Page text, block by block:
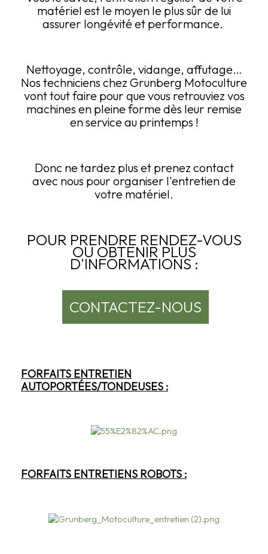
matériel est le moyen le plus sûr de lui
assurer longévité et performance.
Nettoyage, contrôle, vidange, affutage…
Nos techniciens chez Grunberg Motoculture
vont tout faire pour que vous retrouviez vos
machines en pleine forme dès leur remise
en service au printemps !
Donc ne tardez plus et prenez contact
avec nous pour organiser l'entretien de
votre matériel.
POUR PRENDRE RENDEZ-VOUS
OU OBTENIR PLUS
D'INFORMATIONS :
CONTACTEZ-NOUS
FORFAITS ENTRETIEN
AUTOPORTÉES/TONDEUSES :
FORFAITS ENTRETIENS ROBOTS :